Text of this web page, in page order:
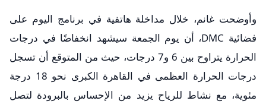
وأوضحت غانم، خلال مداخلة هاتفية في برنامج اليوم على
فضائية DMC، أن يوم الجمعة سيشهد انخفاضًا في درجات
الحرارة يتراوح بين 6 و7 درجات، حيث من المتوقع أن تسجل
درجات الحرارة العظمى في القاهرة الكبرى نحو 18 درجة
مئوية، مع نشاط للرياح يزيد من الإحساس بالبرودة لتصل